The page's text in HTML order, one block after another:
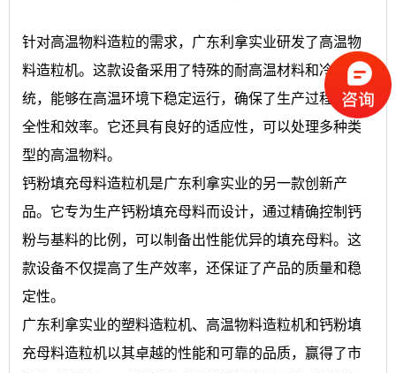
针对高温物料造粒的需求，广东利拿实业研发了高温物
料造粒机。这款设备采用了特殊的耐高温材料和冷却系
统，能够在高温环境下稳定运行，确保了生产过程的安
全性和效率。它还具有良好的适应性，可以处理多种类
型的高温物料。
钙粉填充母料造粒机是广东利拿实业的另一款创新产
品。它专为生产钙粉填充母料而设计，通过精确控制钙
粉与基料的比例，可以制备出性能优异的填充母料。这
款设备不仅提高了生产效率，还保证了产品的质量和稳
定性。
广东利拿实业的塑料造粒机、高温物料造粒机和钙粉填
充母料造粒机以其卓越的性能和可靠的品质，赢得了市